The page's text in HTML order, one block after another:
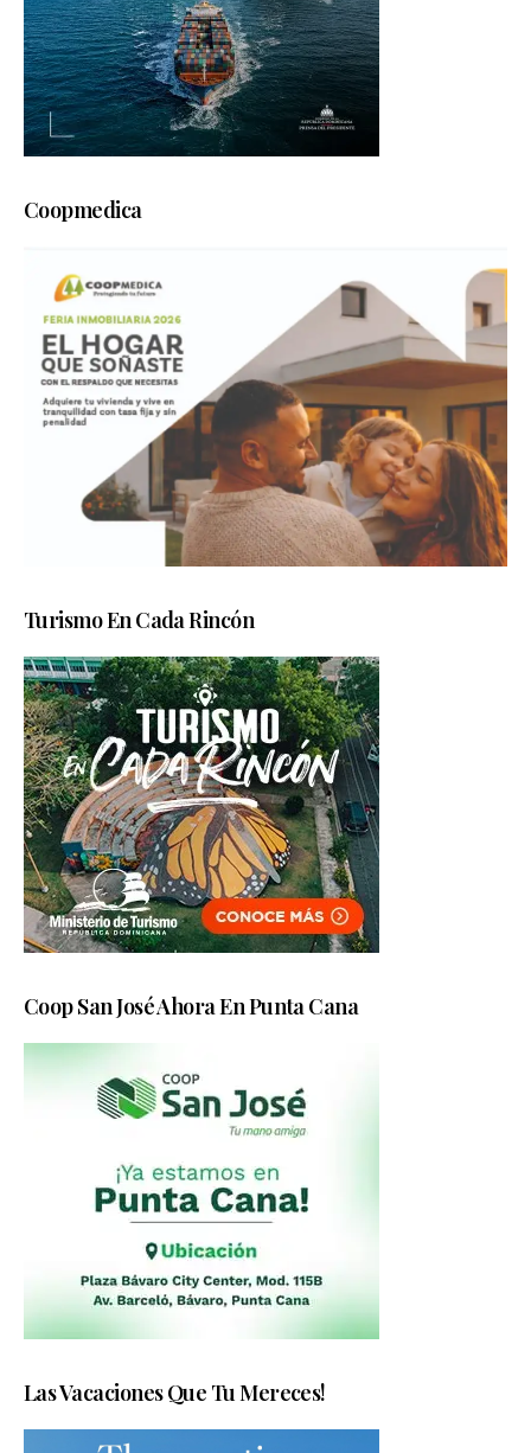
Coopmedica
Turismo En Cada Rincón
Coop San José Ahora En Punta Cana
Las Vacaciones Que Tu Mereces!